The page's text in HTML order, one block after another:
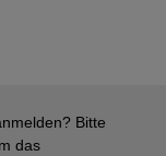
Bitte
das